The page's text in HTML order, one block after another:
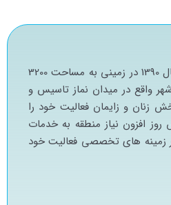
بيمارستان امام زمان در سال 1390 در زميني به مساحت 3200
واقع در ميدان نماز تاسيس و
زنان و زايمان فعاليت خود را
افزون نياز منطقه به خدمات
زمينه هاي تخصصي فعاليت خود